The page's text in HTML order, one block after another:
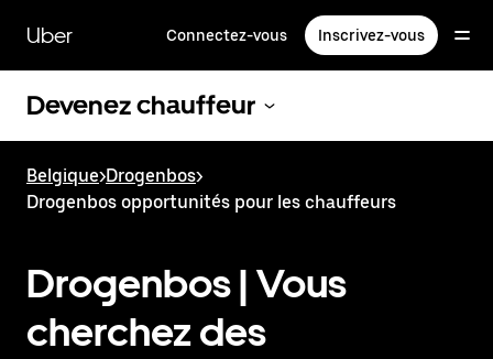
contenu
principal
Uber Connectez-vous Inscrivez-vous
Devenez chauffeur
Belgique>Drogenbos>
Drogenbos opportunités pour les chauffeurs
Drogenbos | Vous
cherchez des